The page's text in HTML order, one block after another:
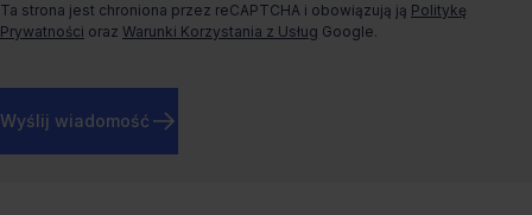
Ta strona jest chroniona przez reCAPTCHA i obowiązują ją Politykę
Prywatności oraz Warunki Korzystania z Usług Google.
Wyślij wiadomość